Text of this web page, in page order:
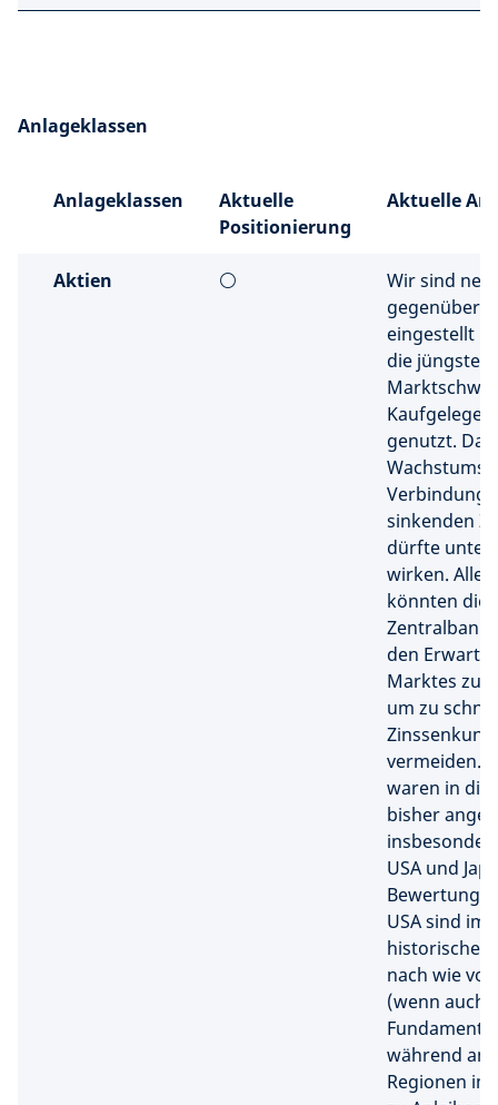
Anlageklassen
Anlageklassen
Aktuelle
Positionierung
Aktuelle
Aktien ⚪
Wir sind
gegenüber
eingestellt
die jüngste
genutzt.
Verbindung
sinkenden
dürfte
wirken.
könnten die
den
Marktes
um zu
vermeiden.
waren in
bisher
USA und
USA sind im
historischen
nach wie
(wenn auch
während
Regionen